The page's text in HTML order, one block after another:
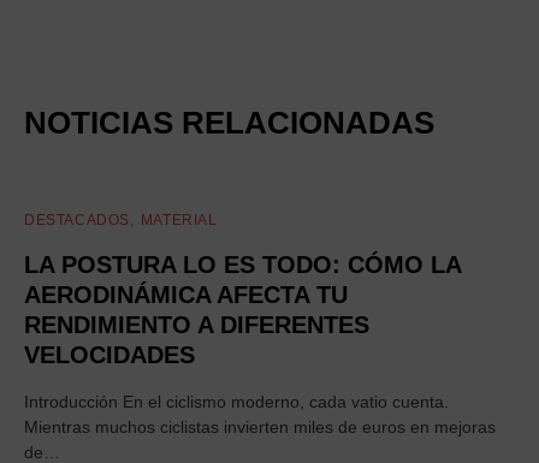
NOTICIAS RELACIONADAS
DESTACADOS MATERIAL
LA POSTURA LO ES TODO: CÓMO LA
AERODINÁMICA AFECTA TU
RENDIMIENTO A DIFERENTES
VELOCIDADES
Introducción En el ciclismo moderno, cada vatio cuenta.
Mientras muchos ciclistas invierten miles de euros en mejoras
de…